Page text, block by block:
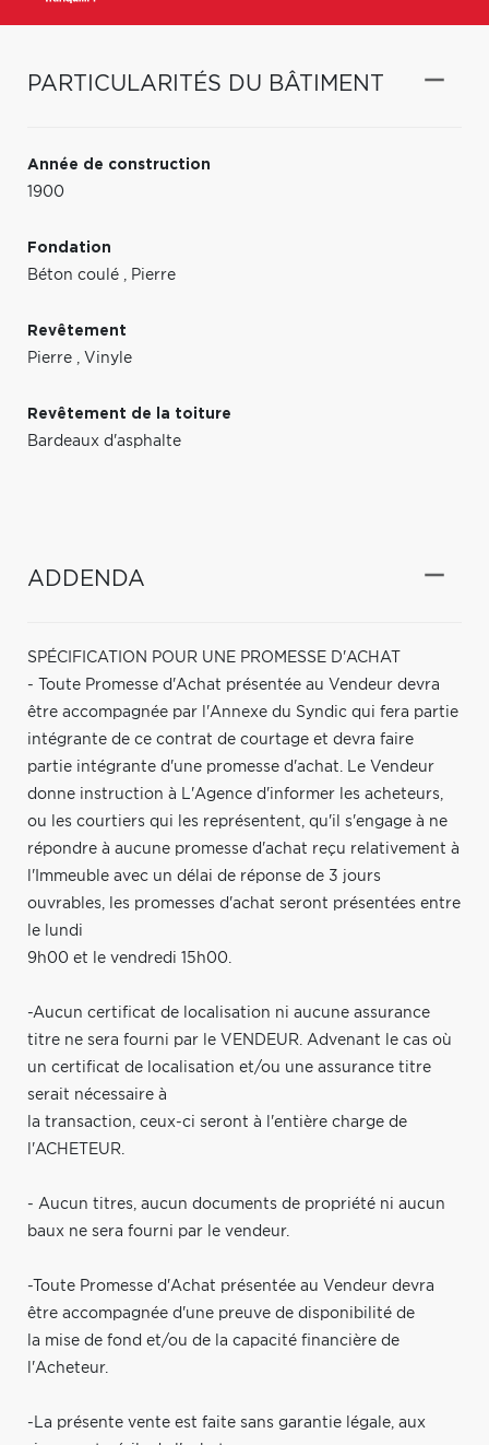
PARTICULARITÉS DU BÂTIMENT
Année de construction
1900
Fondation
Béton coulé
Pierre
Revêtement
Pierre
Vinyle
Revêtement de la toiture
Bardeaux d'asphalte
ADDENDA
SPÉCIFICATION POUR UNE PROMESSE D'ACHAT
- Toute Promesse d'Achat présentée au Vendeur devra
être accompagnée par l'Annexe du Syndic qui fera partie
intégrante de ce contrat de courtage et devra faire
partie intégrante d'une promesse d'achat. Le Vendeur
donne instruction à L'Agence d'informer les acheteurs,
ou les courtiers qui les représentent, qu'il s'engage à ne
répondre à aucune promesse d'achat reçu relativement à
l'Immeuble avec un délai de réponse de 3 jours
ouvrables, les promesses d'achat seront présentées entre
le lundi
9h00 et le vendredi 15h00.
-Aucun certificat de localisation ni aucune assurance
titre ne sera fourni par le VENDEUR. Advenant le cas où
un certificat de localisation et/ou une assurance titre
serait nécessaire à
la transaction, ceux-ci seront à l'entière charge de
l'ACHETEUR.
- Aucun titres, aucun documents de propriété ni aucun
baux ne sera fourni par le vendeur.
-Toute Promesse d'Achat présentée au Vendeur devra
être accompagnée d'une preuve de disponibilité de
la mise de fond et/ou de la capacité financière de
l'Acheteur.
-La présente vente est faite sans garantie légale, aux